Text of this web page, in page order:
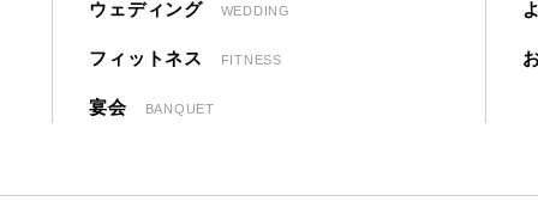
ウェディング WEDDING
フィットネス FITNESS
宴会 BANQUET